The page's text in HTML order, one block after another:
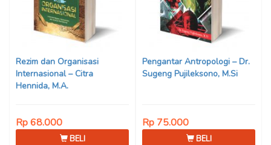
Rezim dan Organisasi
Internasional – Citra
Hennida, M.A.
Rp 68.000
BELI
Pengantar Antropologi – Dr.
Sugeng Pujileksono, M.Si
Rp 75.000
BELI